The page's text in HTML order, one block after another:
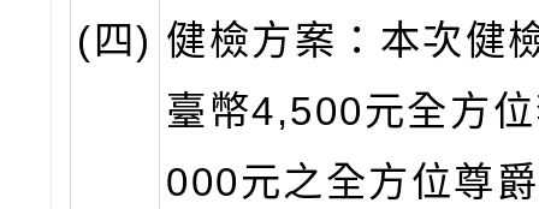
(四) 健檢方案：本次健
臺幣4,500元全方
000元之全方位尊